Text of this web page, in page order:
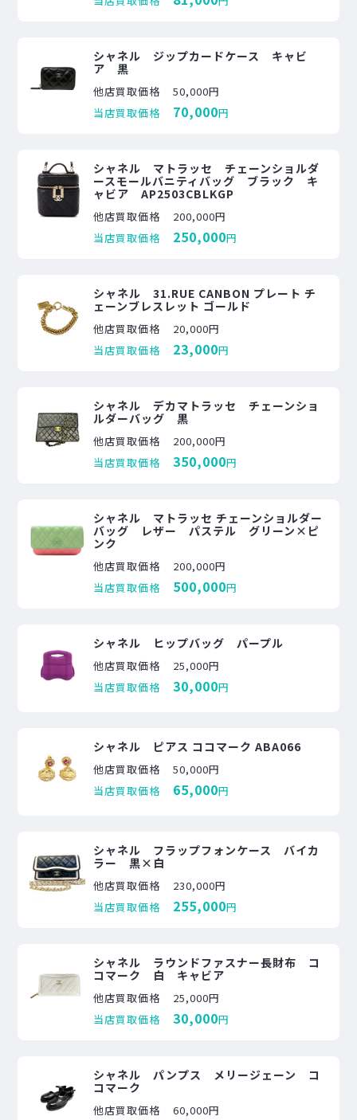
シャネル ジップカードケース キャビ
ア 黒
他店買取価格
50,000円
当店買取価格
70,000円
シャネル マトラッセ チェーンショルダ
ースモールバニティバッグ ブラック キ
ャビア AP2503CBLKGP
他店買取価格
200,000円
当店買取価格
250,000円
シャネル 31.RUE CANBON プレート チ
ェーンブレスレット ゴールド
他店買取価格
20,000円
当店買取価格
23,000円
シャネル デカマトラッセ チェーンショ
ルダーバッグ 黒
他店買取価格
200,000円
当店買取価格
350,000円
シャネル マトラッセ チェーンショルダー
バッグ レザー パステル グリーン×ピ
ンク
他店買取価格
200,000円
当店買取価格
500,000円
シャネル ヒップバッグ パープル
他店買取価格
25,000円
当店買取価格
30,000円
シャネル ピアス ココマーク ABA066
他店買取価格
50,000円
当店買取価格
65,000円
シャネル フラップフォンケース バイカ
ラー 黒×白
他店買取価格
230,000円
当店買取価格
255,000円
シャネル ラウンドファスナー長財布 コ
コマーク 白 キャビア
他店買取価格
25,000円
当店買取価格
30,000円
シャネル パンプス メリージェーン コ
コマーク
他店買取価格 60,000円